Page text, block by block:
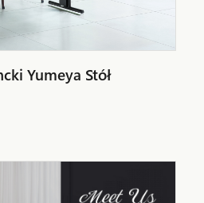
Yumeya Stół